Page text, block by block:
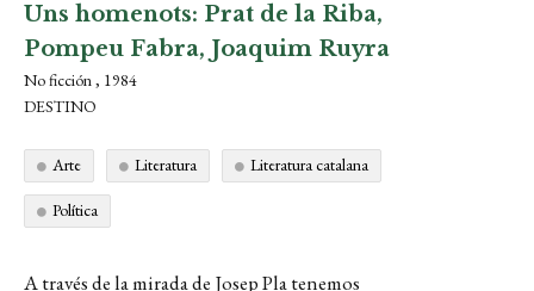
Uns homenots: Prat de la Riba,
Pompeu Fabra, Joaquim Ruyra
No ficción , 1984
DESTINO
Arte Literatura Literatura catalana
Política
A través de la mirada de Josep Pla tenemos